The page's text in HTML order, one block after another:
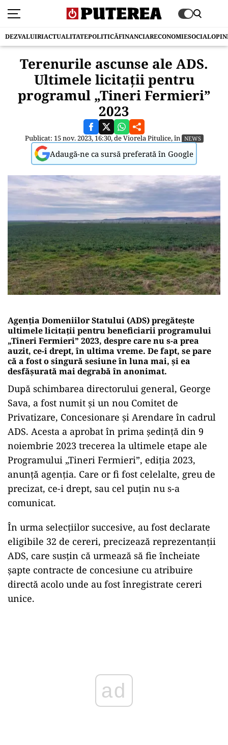
DEZVALUIRIACTUALITATEPOLITICĂFINANCIARECONOMIESOCIAL
Terenurile ascunse ale ADS.
Ultimele licitații pentru
programul „Tineri Fermieri”
2023
Publicat: 15 nov. 2023, 16:30, deViorela Pitulice, în NEWS
Adaugă-ne ca sursă preferată în Google
Agenția Domeniilor Statului (ADS) pregătește
ultimele licitații pentru beneficiarii programului
„Tineri Fermieri” 2023, despre care nu s-a prea
auzit, ce-i drept, în ultima vreme. De fapt, se pare
că a fost o singură sesiune în luna mai, și ea
desfășurată mai degrabă în anonimat.
După schimbarea directorului general, George
Sava, a fost numit și un nou Comitet de
Privatizare, Concesionare și Arendare în cadrul
ADS. Acesta a aprobat în prima ședință din 9
noiembrie 2023 trecerea la ultimele etape ale
Programului „Tineri Fermieri”, ediția 2023,
anunță agenția. Care or fi fost celelalte, greu de
precizat, ce-i drept, sau cel puțin nu s-a
comunicat.
În urma selecțiilor succesive, au fost declarate
eligibile 32 de cereri, precizează reprezentanții
ADS, care susțin că urmează să fie încheiate
șapte contracte de concesiune cu atribuire
directă acolo unde au fost înregistrate cereri
unice.